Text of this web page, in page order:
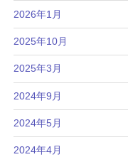
2026年1月
2025年10月
2025年3月
2024年9月
2024年5月
2024年4月